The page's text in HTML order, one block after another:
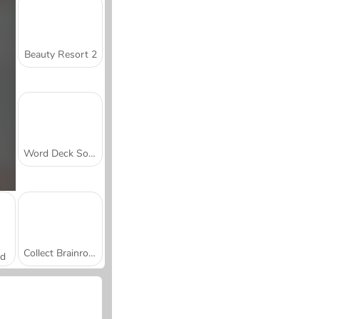
Beauty Resort 2
Word Deck Solitaire
Collect Brainrot Arena